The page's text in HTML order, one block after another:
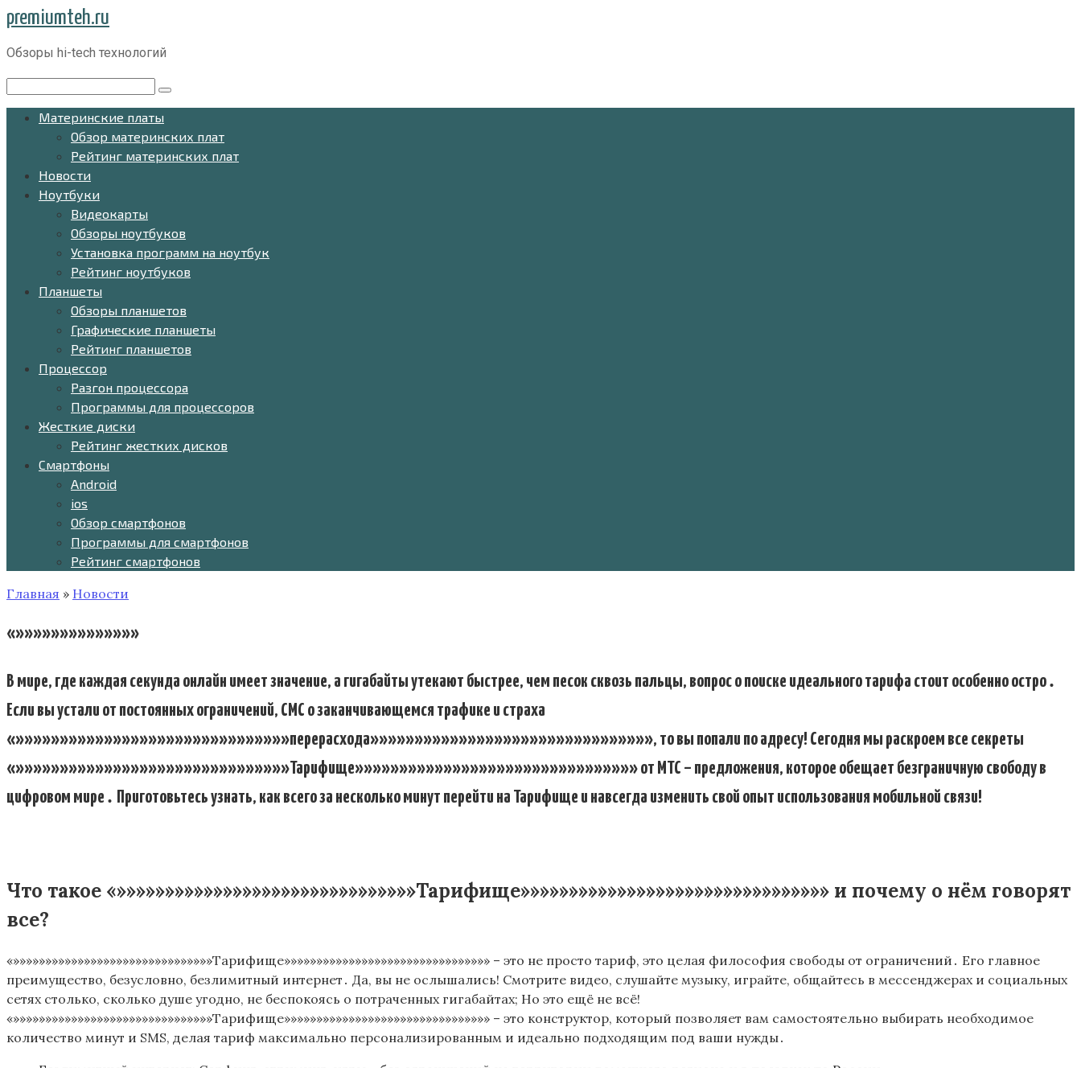
Перейти
контенту
premiumteh.ru
Обзоры hi-tech технологий
Материнские платы
Обзор материнских плат
Рейтинг материнских плат
Новости
Ноутбуки
Видеокарты
Обзоры ноутбуков
Установка программ на ноутбук
Рейтинг ноутбуков
Планшеты
Обзоры планшетов
Графические планшеты
Рейтинг планшетов
Процессор
Разгон процессора
Программы для процессоров
Жесткие диски
Рейтинг жестких дисков
Смартфоны
Android
ios
Обзор смартфонов
Программы для смартфонов
Рейтинг смартфонов
Главная » Новости
«»»»»»»»»»»»»»»
В мире, где каждая секунда онлайн имеет значение, а гигабайты утекают быстрее, чем песок сквозь пальцы, вопрос о поиске идеального тарифа стоит особенно остро․
Если вы устали от постоянных ограничений, СМС о заканчивающемся трафике и страха
«»»»»»»»»»»»»»»»»»»»»»»»»»»»»»»»перерасхода»»»»»»»»»»»»»»»»»»»»»»»»»»»»»»»», то вы попали по адресу! Сегодня мы раскроем все секреты
«»»»»»»»»»»»»»»»»»»»»»»»»»»»»»»»Тарифище»»»»»»»»»»»»»»»»»»»»»»»»»»»»»»»» от МТС – предложения, которое обещает безграничную свободу в
цифровом мире․ Приготовьтесь узнать, как всего за несколько минут перейти на Тарифище и навсегда изменить свой опыт использования мобильной связи!
Что такое «»»»»»»»»»»»»»»»»»»»»»»»»»»»»»»»Тарифище»»»»»»»»»»»»»»»»»»»»»»»»»»»»»»»» и почему о нём говорят
все?
«»»»»»»»»»»»»»»»»»»»»»»»»»»»»»»»Тарифище»»»»»»»»»»»»»»»»»»»»»»»»»»»»»»»» – это не просто тариф, это целая философия свободы от ограничений․ Его главное
преимущество, безусловно, безлимитный интернет․ Да, вы не ослышались! Смотрите видео, слушайте музыку, играйте, общайтесь в мессенджерах и социальных
сетях столько, сколько душе угодно, не беспокоясь о потраченных гигабайтах; Но это ещё не всё!
«»»»»»»»»»»»»»»»»»»»»»»»»»»»»»»»Тарифище»»»»»»»»»»»»»»»»»»»»»»»»»»»»»»»» – это конструктор, который позволяет вам самостоятельно выбирать необходимое
количество минут и SMS, делая тариф максимально персонализированным и идеально подходящим под ваши нужды․